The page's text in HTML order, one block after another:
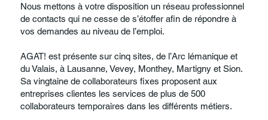
Nous mettons à votre disposition un réseau professionnel
de contacts qui ne cesse de s’étoffer afin de répondre à
vos demandes au niveau de l’emploi.
AGAT! est présente sur cinq sites, de l’Arc lémanique et
du Valais, à Lausanne, Vevey, Monthey, Martigny et Sion.
Sa vingtaine de collaborateurs fixes proposent aux
entreprises clientes les services de plus de 500
collaborateurs temporaires dans les différents métiers.